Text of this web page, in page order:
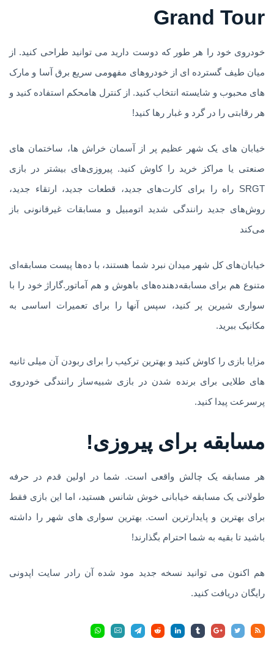
Grand Tour
خودروی خود را هر طور که دوست دارید می توانید طراحی کنید. از
میان طیف گسترده ای از خودروهای مفهومی سریع برق آسا و مارک
های محبوب و شایسته انتخاب کنید. از کنترل هامحکم استفاده کنید و
هر رقابتی را در گرد و غبار رها کنید!
خیابان های یک شهر عظیم پر از آسمان خراش ها، ساختمان های
صنعتی یا مراکز خرید را کاوش کنید. پیروزی‌های بیشتر در بازی‌
SRGT راه را برای کارت‌های جدید، قطعات جدید، ارتقاء جدید،
روش‌های جدید رانندگی شدید اتومبیل و مسابقات غیرقانونی باز
می‌کند
خیابان‌های کل شهر میدان نبرد شما هستند، با ده‌ها پیست مسابقه‌ای
متنوع هم برای مسابقه‌دهنده‌های باهوش و هم آماتور.گاراژ خود را با
سواری شیرین پر کنید، سپس آنها را برای تعمیرات اساسی به
مکانیک ببرید.
مزایا بازی را کاوش کنید و بهترین ترکیب را برای ربودن آن میلی‌ ثانیه‌
های طلایی برای برنده شدن در بازی شبیه‌ساز رانندگی خودروی
پرسرعت پیدا کنید.
مسابقه برای پیروزی!
هر مسابقه یک چالش واقعی است. شما در اولین قدم در حرفه
طولانی یک مسابقه خیابانی خوش شانس هستید، اما این بازی فقط
برای بهترین و پایدارترین است. بهترین سواری های شهر را داشته
باشید تا بقیه به شما احترام بگذارند!
هم اکنون می توانید نسخه جدید مود شده آن رادر سایت اپدونی
رایگان دریافت کنید.